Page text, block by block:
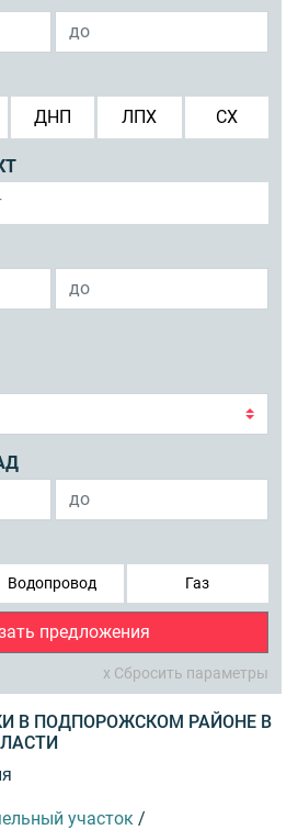
ДНП ЛПХ СХ
Водопровод Газ
предложения
x Сбросить параметры
В ПОДПОРОЖСКОМ РАЙОНЕ В
участок /